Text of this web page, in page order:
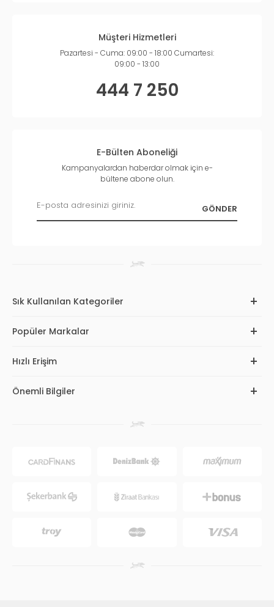
Müşteri Hizmetleri
Pazartesi - Cuma: 09:00 - 18:00 Cumartesi:
09:00 - 13:00
444 7 250
E-Bülten Aboneliği
Kampanyalardan haberdar olmak için e-
bültene abone olun.
Sık Kullanılan Kategoriler
Popüler Markalar
Hızlı Erişim
Önemli Bilgiler